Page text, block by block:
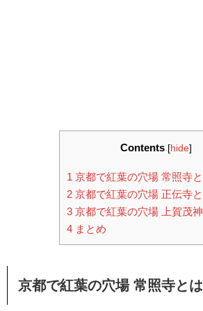
Contents [hide]
1 京都で紅葉の穴場 常照寺と
2 京都で紅葉の穴場 正伝寺と
3 京都で紅葉の穴場 上賀茂
4 まとめ
京都で紅葉の穴場 常照寺と